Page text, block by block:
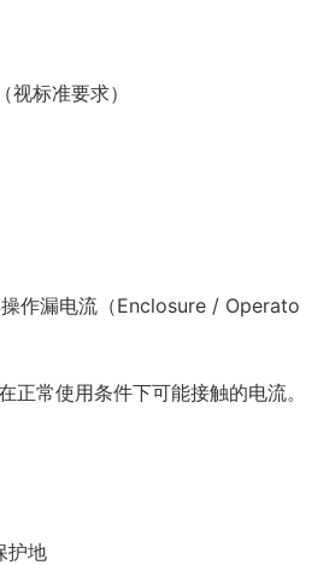
标准要求）
作漏电流（Enclosure / Operato
正常使用条件下可能接触的电流。
护地